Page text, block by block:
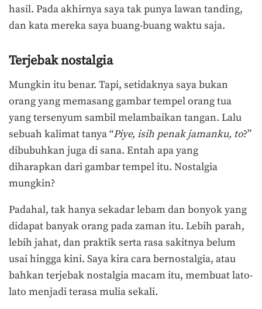
hasil. Pada akhirnya saya tak punya lawan tanding,
dan kata mereka saya buang-buang waktu saja.
Terjebak nostalgia
Mungkin itu benar. Tapi, setidaknya saya bukan
orang yang memasang gambar tempel orang tua
yang tersenyum sambil melambaikan tangan. Lalu
sebuah kalimat tanya “Piye, isih penak jamanku, to?”
dibubuhkan juga di sana. Entah apa yang
diharapkan dari gambar tempel itu. Nostalgia
mungkin?
Padahal, tak hanya sekadar lebam dan bonyok yang
didapat banyak orang pada zaman itu. Lebih parah,
lebih jahat, dan praktik serta rasa sakitnya belum
usai hingga kini. Saya kira cara bernostalgia, atau
bahkan terjebak nostalgia macam itu, membuat lato-
lato menjadi terasa mulia sekali.